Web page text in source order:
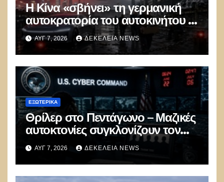
Η Κίνα «σβήνει» τη γερμανική
αυτοκρατορία του αυτοκινήτου –
100.000 απολύσεις, λουκέτα και
πολιτικός πανικός
ΑΥΓ 7, 2026 ΔΕΚΈΛΕΙΑ NEWS
ΕΞΩΤΕΡΙΚΑ
Θρίλερ στο Πεντάγωνο – Μαζικές
αυτοκτονίες συγκλονίζουν τον
μυστικό στρατό
κυβερνοπολέμου των ΗΠΑ
ΑΥΓ 7, 2026 ΔΕΚΈΛΕΙΑ NEWS